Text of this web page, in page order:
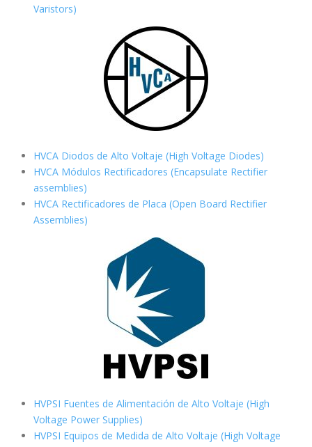
Varistors)
HVCA Diodos de Alto Voltaje (High Voltage Diodes)
HVCA Módulos Rectificadores (Encapsulate Rectifier
assemblies)
HVCA Rectificadores de Placa (Open Board Rectifier
Assemblies)
HVPSI Fuentes de Alimentación de Alto Voltaje (High
Voltage Power Supplies)
HVPSI Equipos de Medida de Alto Voltaje (High Voltage